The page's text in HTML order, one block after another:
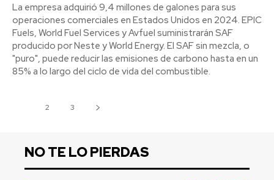
La empresa adquirió 9,4 millones de galones para sus
operaciones comerciales en Estados Unidos en 2024. EPIC
Fuels, World Fuel Services y Avfuel suministrarán SAF
producido por Neste y World Energy. El SAF sin mezcla, o
"puro", puede reducir las emisiones de carbono hasta en un
85% a lo largo del ciclo de vida del combustible.
2 3
NO TE LO PIERDAS